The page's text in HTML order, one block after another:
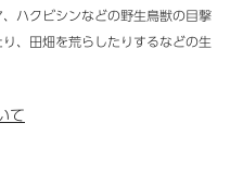
ハクビシンなどの野生鳥獣の目撃
、田畑を荒らしたりするなどの生
て